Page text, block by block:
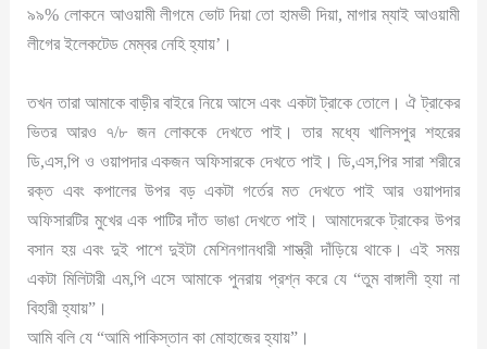
৯৯% লোকনে আওয়ামী লীগমে ভোট দিয়া তো হামভী দিয়া, মাগার ম্যাই আওয়ামী
লীগের ইলেকটেড মেম্বর নেহি হ্যায়’।
তখন তারা আমাকে বাড়ীর বাইরে নিয়ে আসে এবং একটা ট্রাকে তোলে। ঐ ট্রাকের
ভিতর আরও ৭/৮ জন লোককে দেখতে পাই। তার মধ্যে খালিসপুর শহরের
ডি,এস,পি ও ওয়াপদার একজন অফিসারকে দেখতে পাই। ডি,এস,পির সারা শরীরে
রক্ত এবং কপালের উপর বড় একটা গর্তের মত দেখতে পাই আর ওয়াপদার
অফিসারটির মুখের এক পাটির দাঁত ভাঙা দেখতে পাই। আমাদেরকে ট্রাকের উপর
বসান হয় এবং দুই পাশে দুইটা মেশিনগানধারী শাস্ত্রী দাঁড়িয়ে থাকে। এই সময়
একটা মিলিটারী এম,পি এসে আমাকে পুনরায় প্রশ্ন করে যে “তুম বাঙ্গালী হ্যা না
বিহারী হ্যায়”।
আমি বলি যে “আমি পাকিস্তান কা মোহাজের হ্যায়”।